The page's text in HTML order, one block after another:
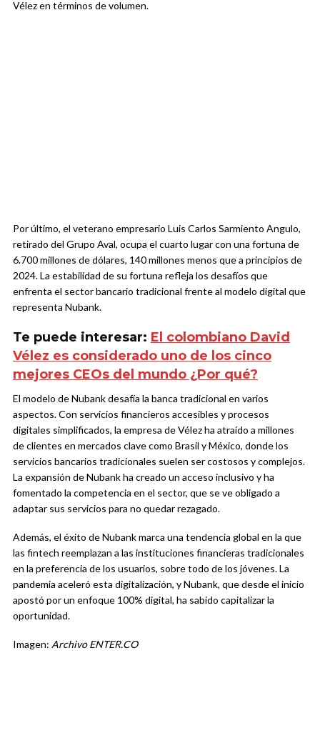
Vélez en términos de volumen.
Por último, el veterano empresario Luis Carlos Sarmiento Angulo,
retirado del Grupo Aval, ocupa el cuarto lugar con una fortuna de
6.700 millones de dólares, 140 millones menos que a principios de
2024. La estabilidad de su fortuna refleja los desafíos que
enfrenta el sector bancario tradicional frente al modelo digital que
representa Nubank.
Te puede interesar: El colombiano David
Vélez es considerado uno de los cinco
mejores CEOs del mundo ¿Por qué?
El modelo de Nubank desafía la banca tradicional en varios
aspectos. Con servicios financieros accesibles y procesos
digitales simplificados, la empresa de Vélez ha atraído a millones
de clientes en mercados clave como Brasil y México, donde los
servicios bancarios tradicionales suelen ser costosos y complejos.
La expansión de Nubank ha creado un acceso inclusivo y ha
fomentado la competencia en el sector, que se ve obligado a
adaptar sus servicios para no quedar rezagado.
Además, el éxito de Nubank marca una tendencia global en la que
las fintech reemplazan a las instituciones financieras tradicionales
en la preferencia de los usuarios, sobre todo de los jóvenes. La
pandemia aceleró esta digitalización, y Nubank, que desde el inicio
apostó por un enfoque 100% digital, ha sabido capitalizar la
oportunidad.
Imagen: Archivo ENTER.CO